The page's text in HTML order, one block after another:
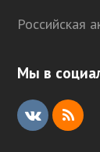
Российская
Мы в
V
R